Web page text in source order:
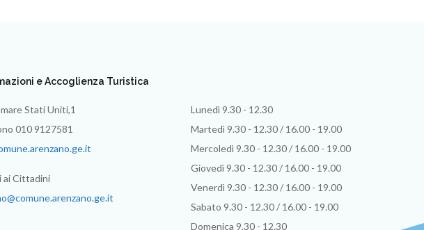
e Accoglienza Turistica
Stati Uniti,1
010 9127581
ai Cittadini
Lunedì 9.30 - 12.30
Martedì 9.30 - 12.30 / 16.00 - 19.00
Mercoledì 9.30 - 12.30 / 16.00 - 19.00
Giovedì 9.30 - 12.30 / 16.00 - 19.00
Venerdì 9.30 - 12.30 / 16.00 - 19.00
Sabato 9.30 - 12.30 / 16.00 - 19.00
Domenica 9.30 - 12.30